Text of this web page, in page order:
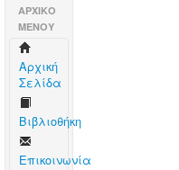
AΡΧΙΚΟ
ΜΕΝΟΥ
Aρχική
Σελίδα
Βιβλιοθήκη
Επικοινωνία